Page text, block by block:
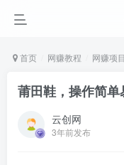
首页 网赚教程 网赚项目
莆田鞋，操作简
云创网
3年前发布